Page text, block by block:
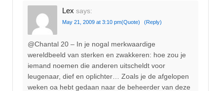
Lex says:
May 21, 2009 at 3:10 pm(Quote) (Reply)
@Chantal 20 – In je nogal merkwaardige
wereldbeeld van sterken en zwakkeren: hoe zou je
iemand noemen die anderen uitscheldt voor
leugenaar, dief en oplichter… Zoals je de afgelopen
weken oa hebt gedaan naar de beheerder van deze